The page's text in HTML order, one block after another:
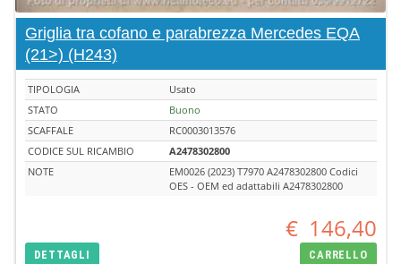
Griglia tra cofano e parabrezza Mercedes EQA
(21>) (H243)
TIPOLOGIA
Usato
STATO
Buono
SCAFFALE
RC0003013576
CODICE SUL RICAMBIO
A2478302800
NOTE
EM0026 (2023) T7970 A2478302800 Codici
OES - OEM ed adattabili A2478302800
€ 146,40
DETTAGLI CARRELLO